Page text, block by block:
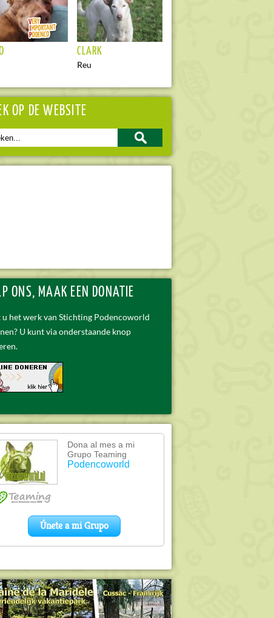
CLARK
Reu
OP DE WEBSITE
ONS, MAAK EEN DONATIE
het werk van Stichting Podencoworld
U kunt via onderstaande knop